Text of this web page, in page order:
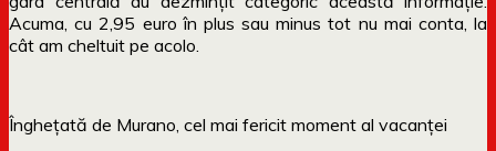
Acuma, cu 2,95 euro în plus sau minus tot nu mai conta, la
cât am cheltuit pe acolo.
Înghețată de Murano, cel mai fericit moment al vacanței